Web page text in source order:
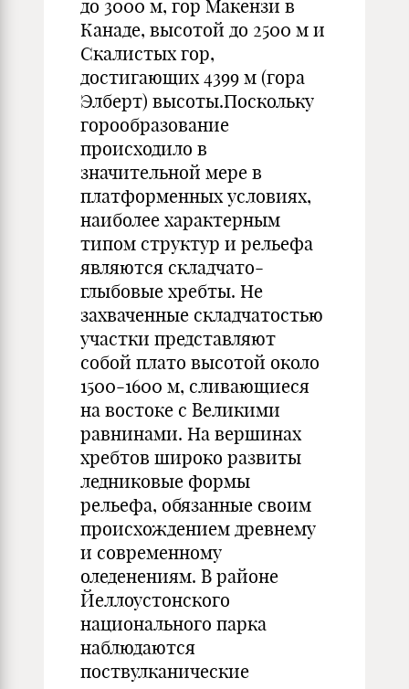
до 3000 м, гор Макензи в
Канаде, высотой до 2500 м и
Скалистых гор,
достигающих 4399 м (гора
Элберт) высоты.Поскольку
горообразование
происходило в
значительной мере в
платформенных условиях,
наиболее характерным
типом структур и рельефа
являются складчато-
глыбовые хребты. Не
захваченные складчатостью
участки представляют
собой плато высотой около
1500-1600 м, сливающиеся
на востоке с Великими
равнинами. На вершинах
хребтов широко развиты
ледниковые формы
рельефа, обязанные своим
происхождением древнему
и современному
оледенениям. В районе
Йеллоустонского
национального парка
наблюдаются
поствулканические